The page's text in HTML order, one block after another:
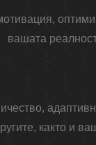
вашата
както и